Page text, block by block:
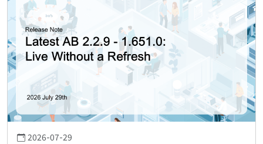
2026-07-29